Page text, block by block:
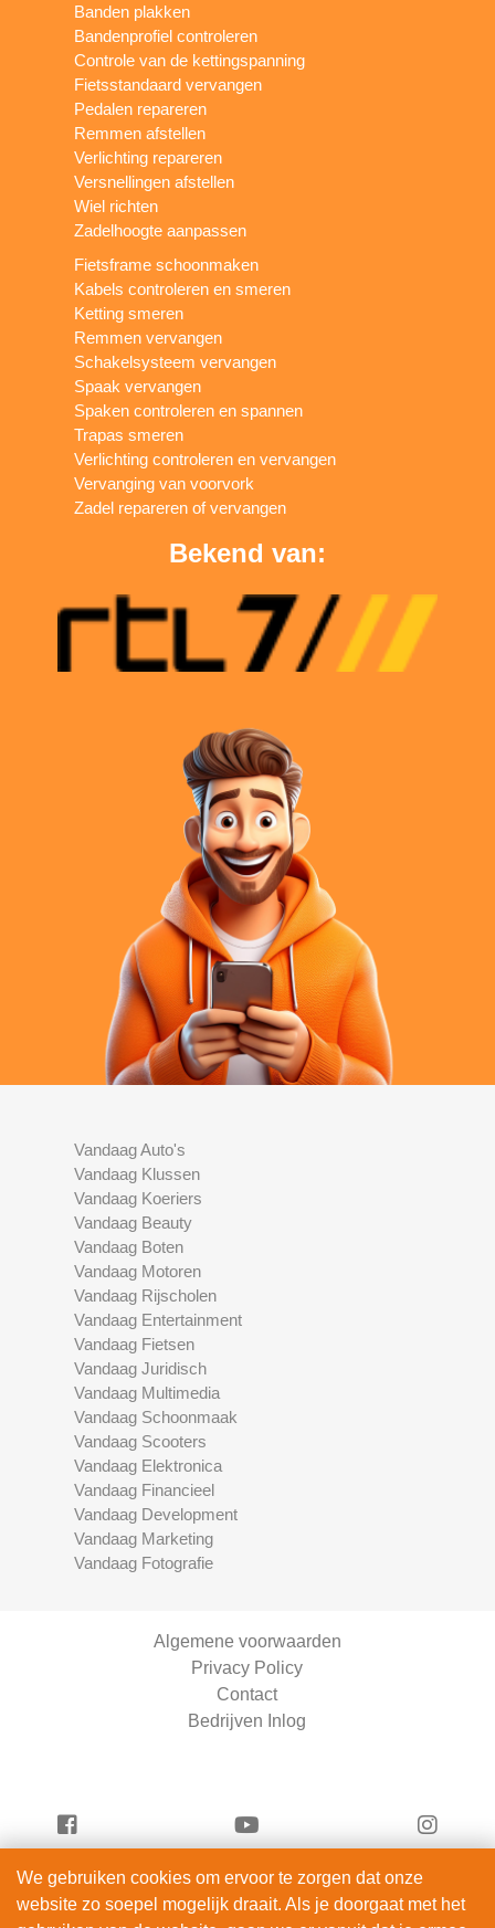
Banden plakken
Bandenprofiel controleren
Controle van de kettingspanning
Fietsstandaard vervangen
Pedalen repareren
Remmen afstellen
Verlichting repareren
Versnellingen afstellen
Wiel richten
Zadelhoogte aanpassen
Fietsframe schoonmaken
Kabels controleren en smeren
Ketting smeren
Remmen vervangen
Schakelsysteem vervangen
Spaak vervangen
Spaken controleren en spannen
Trapas smeren
Verlichting controleren en vervangen
Vervanging van voorvork
Zadel repareren of vervangen
Bekend van:
Vandaag Auto's
Vandaag Klussen
Vandaag Koeriers
Vandaag Beauty
Vandaag Boten
Vandaag Motoren
Vandaag Rijscholen
Vandaag Entertainment
Vandaag Fietsen
Vandaag Juridisch
Vandaag Multimedia
Vandaag Schoonmaak
Vandaag Scooters
Vandaag Elektronica
Vandaag Financieel
Vandaag Development
Vandaag Marketing
Vandaag Fotografie
Algemene voorwaarden
Privacy Policy
Contact
Bedrijven Inlog
Vandaag Fietsen is onderdeel van
We gebruiken cookies om ervoor te zorgen dat onze
website zo soepel mogelijk draait. Als je doorgaat met het